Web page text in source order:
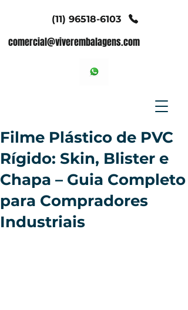
(11) 96518-6103
comercial@viverembalagens.com
Filme Plástico de PVC
Rígido: Skin, Blister e
Chapa – Guia Completo
para Compradores
Industriais